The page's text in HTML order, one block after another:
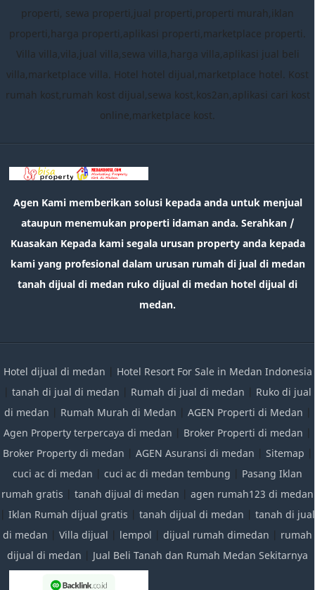
properti, sewa properti,jual properti,properti murah,iklan
properti,harga properti,aplikasi properti,marketplace properti.
Villa villa,vila,jual villa,sewa villa,harga villa,aplikasi jual beli
villa,marketplace villa. Hotel hotel dijual,marketplace hotel. Kost
rumah kost,rumah kost dijual,sewa kost,kos2an,aplikasi cari kost
online,marketplace kost.
Agen Kami memberikan solusi kepada anda untuk menjual
ataupun menemukan properti idaman anda. Serahkan /
Kuasakan Kepada kami segala urusan property anda kepada
kami yang profesional dalam urusan rumah di jual di medan
tanah dijual di medan ruko dijual di medan hotel dijual di
medan.
Hotel dijual di medan | Hotel Resort For Sale in Medan Indonesia
| tanah di jual di medan | Rumah di jual di medan | Ruko di jual
di medan | Rumah Murah di Medan | AGEN Properti di Medan |
Agen Property terpercaya di medan | Broker Properti di medan |
Broker Property di medan | AGEN Asuransi di medan | Sitemap |
cuci ac di medan | cuci ac di medan tembung | Pasang Iklan
rumah gratis | tanah dijual di medan | agen rumah123 di medan
| Iklan Rumah dijual gratis | tanah dijual di medan | tanah di jual
di medan | Villa dijual | lempol | dijual rumah dimedan | rumah
dijual di medan | Jual Beli Tanah dan Rumah Medan Sekitarnya